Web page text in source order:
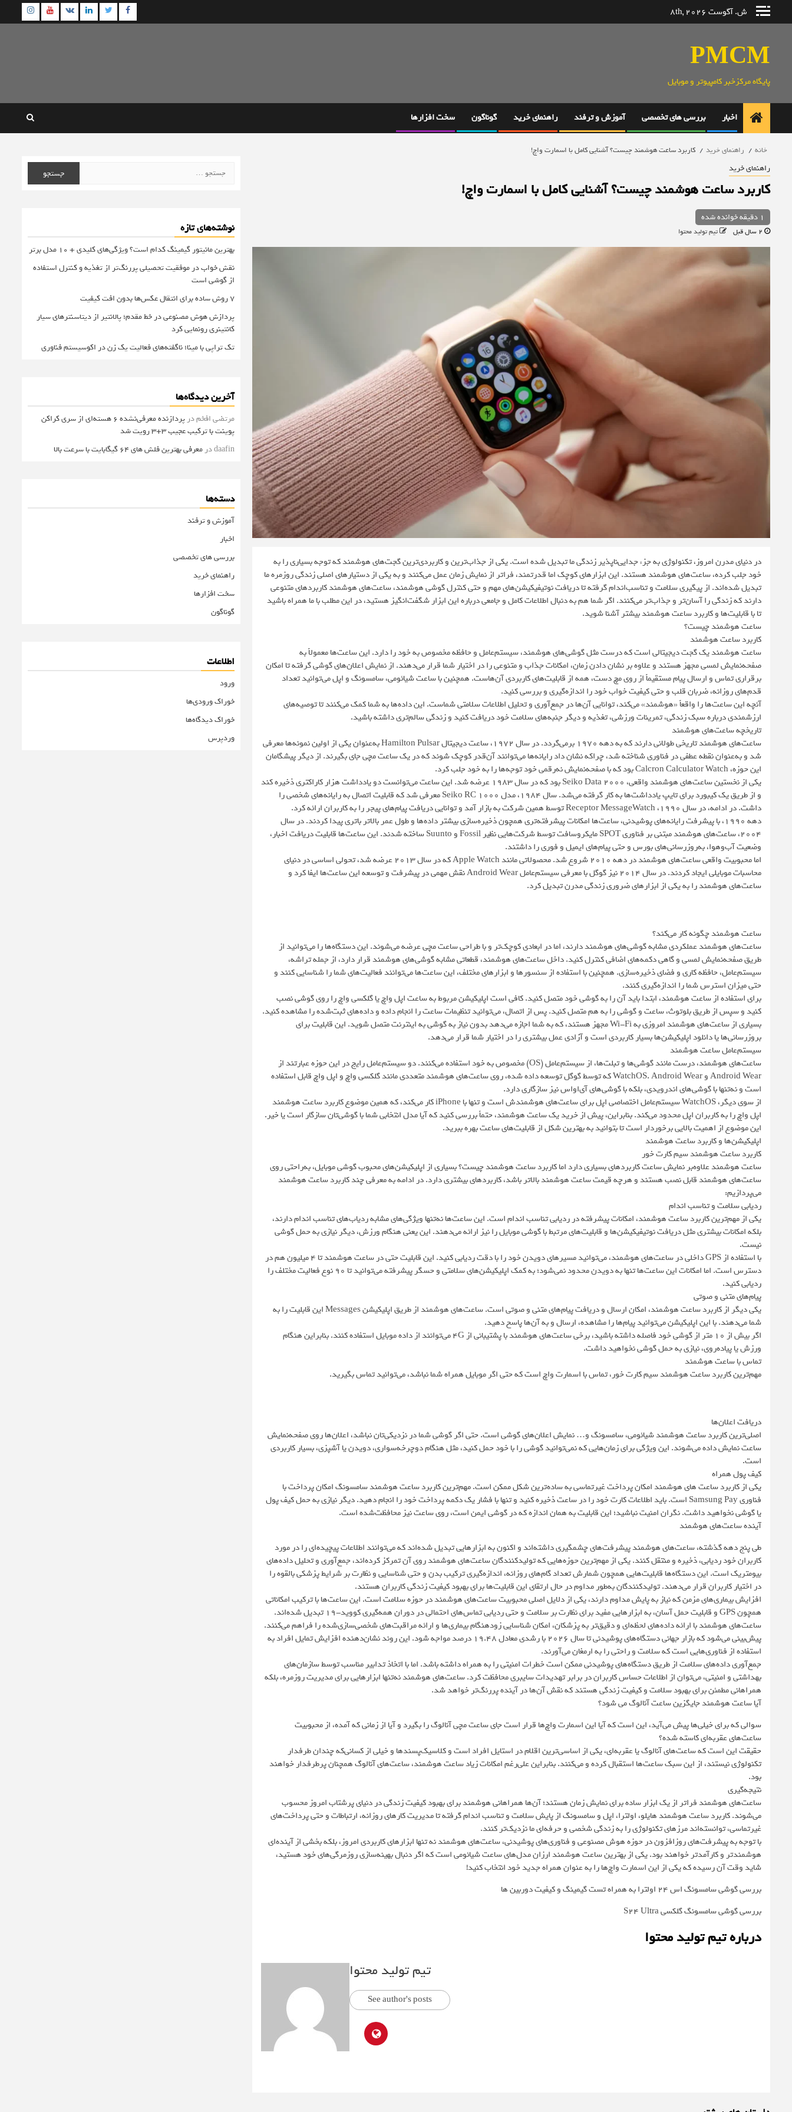
ش. آگوست 8th, 2026 Facebook
Twitter
Linkedin
VK
PMCM
پایگاه مرکزخبر کامپیوتر و موبایل
اخبار بررسی های تخصصی آموزش و ترفند راهنمای خرید گوناگون سخت افزارها
خانه راهنمای خرید کاربرد ساعت هوشمند چیست؟ آشنایی کامل با اسمارت واچ!
راهنمای خرید
کاربرد ساعت هوشمند چیست؟ آشنایی کامل با اسمارت واچ!
1 دقیقه خوانده شده
تیم تولید محتوا
در دنیای مدرن امروز، تکنولوژی به جزء جدایی‌ناپذیر زندگی ما تبدیل شده است. یکی از جذاب‌ترین و کاربردی‌ترین گجت‌های هوشمند که توجه بسیاری را به
خود جلب کرده، ساعت‌های هوشمند هستند. این ابزارهای کوچک اما قدرتمند، فراتر از نمایش زمان عمل می‌کنند و به یکی از دستیارهای اصلی زندگی روزمره ما
تبدیل شده‌اند. از پیگیری سلامت و تناسب‌اندام گرفته تا دریافت نوتیفیکیشن‌های مهم و حتی کنترل گوشی هوشمند، ساعت‌های هوشمند کاربردهای متنوعی
دارند که زندگی را آسان‌تر و جذاب‌تر می‌کنند. اگر شما هم به دنبال اطلاعات کامل و جامعی درباره این ابزار شگفت‌انگیز هستید، در این مطلب با ما همراه باشید
تا با قابلیت‌ها و کاربرد ساعت هوشمند بیشتر آشنا شوید.
ساعت هوشمند چیست؟
کاربرد ساعت هوشمند
ساعت هوشمند یک گجت دیجیتالی است که درست مثل گوشی‌های هوشمند، سیستم‌عامل و حافظه مخصوص به خود را دارد. این ساعت‌ها معمولاً به
صفحه‌نمایش لمسی مجهز هستند و علاوه بر نشان دادن زمان، امکانات جذاب و متنوعی را در اختیار شما قرار می‌دهند. از نمایش اعلان‌های گوشی گرفته تا امکان
برقراری تماس و ارسال پیام مستقیماً از روی مچ دست، همه از قابلیت‌های کاربردی آن‌هاست. همچنین با ساعت شیائومی، سامسونگ و اپل می‌توانید تعداد
قدم‌های روزانه، ضربان قلب و حتی کیفیت خواب خود را اندازه‌گیری و بررسی کنید.
آنچه این ساعت‌ها را واقعاً «هوشمند» می‌کند، توانایی آن‌ها در جمع‌آوری و تحلیل اطلاعات سلامتی شماست. این داده‌ها به شما کمک می‌کنند تا توصیه‌های
ارزشمندی درباره سبک زندگی، تمرینات ورزشی، تغذیه و دیگر جنبه‌های سلامت خود دریافت کنید و زندگی سالم‌تری داشته باشید.
تاریخچه ساعت‌های هوشمند
ساعت‌های هوشمند تاریخی طولانی دارند که به دهه ۱۹۷۰ برمی‌گردد. در سال ۱۹۷۲، ساعت دیجیتال Hamilton Pulsar به‌عنوان یکی از اولین نمونه‌ها معرفی
شد و به‌عنوان نقطه عطفی در فناوری شناخته شد، چراکه نشان داد رایانه‌ها می‌توانند آن‌قدر کوچک شوند که در یک ساعت مچی جای بگیرند. از دیگر پیشگامان
این حوزه، Calcron Calculator Watch بود که با صفحه‌نمایش نه‌رقمی خود توجه‌ها را به خود جلب کرد.
یکی از نخستین ساعت‌های هوشمند واقعی، Seiko Data 2000 بود که در سال ۱۹۸۳ عرضه شد. این ساعت می‌توانست دو یادداشت هزار کاراکتری ذخیره کند
و از طریق یک کیبورد برای تایپ یادداشت‌ها به کار گرفته می‌شد. سال ۱۹۸۴، مدل Seiko RC 1000 معرفی شد که قابلیت اتصال به رایانه‌های شخصی را
داشت. در ادامه، در سال ۱۹۹۰، Receptor MessageWatch توسط همین شرکت به بازار آمد و توانایی دریافت پیام‌های پیجر را به کاربران ارائه کرد.
دهه ۱۹۹۰، با پیشرفت رایانه‌های پوشیدنی، ساعت‌ها امکانات پیشرفته‌تری همچون ذخیره‌سازی بیشتر داده‌ها و طول عمر بالاتر باتری پیدا کردند. در سال
۲۰۰۴، ساعت‌های هوشمند مبتنی بر فناوری SPOT مایکروسافت توسط شرکت‌هایی نظیر Fossil و Suunto ساخته شدند. این ساعت‌ها قابلیت دریافت اخبار،
وضعیت آب‌وهوا، به‌روزرسانی‌های بورس و حتی پیام‌های ایمیل و فوری را داشتند.
اما محبوبیت واقعی ساعت‌های هوشمند در دهه ۲۰۱۰ شروع شد. محصولاتی مانند Apple Watch که در سال ۲۰۱۳ عرضه شد، تحولی اساسی در دنیای
محاسبات موبایلی ایجاد کردند. در سال ۲۰۱۴ نیز گوگل با معرفی سیستم‌عامل Android Wear نقش مهمی در پیشرفت و توسعه این ساعت‌ها ایفا کرد و
ساعت‌های هوشمند را به یکی از ابزارهای ضروری زندگی مدرن تبدیل کرد.
ساعت هوشمند چگونه کار می‌کند؟
ساعت‌های هوشمند عملکردی مشابه گوشی‌های هوشمند دارند، اما در ابعادی کوچک‌تر و با طراحی ساعت مچی عرضه می‌شوند. این دستگاه‌ها را می‌توانید از
طریق صفحه‌نمایش لمسی و گاهی دکمه‌های اضافی کنترل کنید. داخل ساعت‌های هوشمند، قطعاتی مشابه گوشی‌های هوشمند قرار دارد، از جمله تراشه،
سیستم‌عامل، حافظه کاری و فضای ذخیره‌سازی. همچنین با استفاده از سنسورها و ابزارهای مختلف، این ساعت‌ها می‌توانند فعالیت‌های شما را شناسایی کنند و
حتی میزان استرس شما را اندازه‌گیری کنند.
برای استفاده از ساعت هوشمند، ابتدا باید آن را به گوشی خود متصل کنید. کافی است اپلیکیشن مربوط به ساعت اپل واچ یا گلکسی واچ را روی گوشی نصب
کنید و سپس از طریق بلوتوث، ساعت و گوشی را به هم متصل کنید. پس از اتصال، می‌توانید تنظیمات ساعت را انجام داده و داده‌های ثبت‌شده را مشاهده کنید.
بسیاری از ساعت‌های هوشمند امروزی به Wi-Fi مجهز هستند، که به شما اجازه می‌دهد بدون نیاز به گوشی به اینترنت متصل شوید. این قابلیت برای
بروزرسانی‌ها یا دانلود اپلیکیشن‌ها بسیار کاربردی است و آزادی عمل بیشتری را در اختیار شما قرار می‌دهد.
سیستم‌عامل ساعت هوشمند
ساعت‌های هوشمند، درست مانند گوشی‌ها و تبلت‌ها، از سیستم‌عامل (OS) مخصوص به خود استفاده می‌کنند. دو سیستم‌عامل رایج در این حوزه عبارتند از
Android Wear و WatchOS. Android Wear که توسط گوگل توسعه داده شده، روی ساعت‌های هوشمند متعددی مانند گلکسی واچ و اپل واچ قابل استفاده
است و نه‌تنها با گوشی‌های اندرویدی، بلکه با گوشی‌های آی‌او‌اس نیز سازگاری دارد.
از سوی دیگر، WatchOS سیستم‌عامل اختصاصی اپل برای ساعت‌های هوشمندش است و تنها با iPhone کار می‌کند، که همین موضوع کاربرد ساعت هوشمند
اپل واچ را به کاربران اپل محدود می‌کند. بنابراین، پیش از خرید یک ساعت هوشمند، حتماً بررسی کنید که آیا مدل انتخابی شما با گوشی‌تان سازگار است یا خیر.
این موضوع از اهمیت بالایی برخوردار است تا بتوانید به بهترین شکل از قابلیت‌های ساعت بهره ببرید.
اپلیکیشن‌ها و کاربرد ساعت هوشمند
کاربرد ساعت هوشمند سیم کارت خور
ساعت هوشمند علاوه‌بر نمایش ساعت کاربردهای بسیاری دارد اما کاربرد ساعت هوشمند چیست؟ بسیاری از اپلیکیشن‌های محبوب گوشی موبایل، به‌راحتی روی
ساعت‌های هوشمند قابل نصب هستند و هرچه قیمت ساعت هوشمند بالاتر باشد، کاربردهای بیشتری دارد. در ادامه به معرفی چند کاربرد ساعت هوشمند
می‌پردازیم:
ردیابی سلامت و تناسب اندام
یکی از مهم‌ترین کاربرد ساعت هوشمند، امکانات پیشرفته در ردیابی تناسب اندام است. این ساعت‌ها نه‌تنها ویژگی‌های مشابه ردیاب‌های تناسب اندام دارند،
بلکه امکانات بیشتری مثل دریافت نوتیفیکیشن‌ها و قابلیت‌های مرتبط با گوشی موبایل را نیز ارائه می‌دهند. این یعنی هنگام ورزش، دیگر نیازی به حمل گوشی
نیست.
با استفاده از GPS داخلی در ساعت‌های هوشمند، می‌توانید مسیرهای دویدن خود را با دقت ردیابی کنید. این قابلیت حتی در ساعت هوشمند تا ۴ میلیون هم در
دسترس است. اما امکانات این ساعت‌ها تنها به دویدن محدود نمی‌شود؛ به کمک اپلیکیشن‌های سلامتی و حسگر پیشرفته می‌توانید تا 90 نوع فعالیت مختلف را
ردیابی کنید.
پیام‌های متنی و صوتی
یکی دیگر از کاربرد ساعت هوشمند، امکان ارسال و دریافت پیام‌های متنی و صوتی است. ساعت‌های هوشمند از طریق اپلیکیشن Messages این قابلیت را به
شما می‌دهند. با این اپلیکیشن می‌توانید پیام‌ها را مشاهده، ارسال و به آن‌ها پاسخ دهید.
اگر بیش از 10 متر از گوشی خود فاصله داشته باشید، برخی ساعت‌های هوشمند با پشتیبانی از 4G می‌توانند از داده موبایل استفاده کنند. بنابراین هنگام
ورزش یا پیاده‌روی، نیازی به حمل گوشی نخواهید داشت.
تماس با ساعت هوشمند
مهم‌ترین کاربرد ساعت هوشمند سیم کارت خور، تماس با اسمارت واچ است که حتی اگر موبایل همراه شما نباشد، می‌توانید تماس بگیرید.
دریافت اعلان‌ها
اصلی‌ترین کاربرد ساعت هوشمند شیائومی، سامسونگ و… نمایش اعلان‌های گوشی است. حتی اگر گوشی شما در نزدیکی‌تان نباشد، اعلان‌ها روی صفحه‌نمایش
ساعت نمایش داده می‌شوند. این ویژگی برای زمان‌هایی که نمی‌توانید گوشی را با خود حمل کنید، مثل هنگام دوچرخه‌سواری، دویدن یا آشپزی، بسیار کاربردی
است.
کیف پول همراه
یکی از کاربرد ساعت های هوشمند امکان پرداخت غیرتماسی به ساده‌ترین شکل ممکن است. مهم‌ترین کاربرد ساعت هوشمند سامسونگ امکان پرداخت با
فناوری Samsung Pay است. باید اطلاعات کارت خود را در ساعت ذخیره کنید و تنها با فشار یک دکمه پرداخت خود را انجام دهید. دیگر نیازی به حمل کیف پول
یا گوشی نخواهید داشت. نگران امنیت نباشید؛ این قابلیت به همان اندازه که در گوشی ایمن است، روی ساعت نیز محافظت‌شده است.
آینده ساعت‌های هوشمند
طی پنج دهه گذشته، ساعت‌های هوشمند پیشرفت‌های چشمگیری داشته‌اند و اکنون به ابزارهایی تبدیل شده‌اند که می‌توانند اطلاعات پیچیده‌ای را در مورد
کاربران خود ردیابی، ذخیره و منتقل کنند. یکی از مهم‌ترین حوزه‌هایی که تولیدکنندگان ساعت‌های هوشمند روی آن تمرکز کرده‌اند، جمع‌آوری و تحلیل داده‌های
بیومتریک است. این دستگاه‌ها قابلیت‌هایی همچون شمارش تعداد گام‌های روزانه، اندازه‌گیری ترکیب بدن و حتی شناسایی و نظارت بر شرایط پزشکی بالقوه را
در اختیار کاربران قرار می‌دهند. تولیدکنندگان به‌طور مداوم در حال ارتقای این قابلیت‌ها برای بهبود کیفیت زندگی کاربران هستند.
افزایش بیماری‌های مزمن که نیاز به پایش مداوم دارند، یکی از دلایل اصلی محبوبیت ساعت‌های هوشمند در حوزه سلامت است. این ساعت‌ها با ترکیب امکاناتی
همچون GPS و قابلیت حمل آسان، به ابزارهایی مفید برای نظارت بر سلامت و حتی ردیابی تماس‌های احتمالی در دوران همه‌گیری کووید-19 تبدیل شده‌اند.
ساعت‌های هوشمند با ارائه داده‌های لحظه‌ای و دقیق‌تر به پزشکان، امکان شناسایی زودهنگام بیماری‌ها و ارائه مراقبت‌های شخصی‌سازی‌شده را فراهم می‌کنند.
پیش‌بینی می‌شود که بازار جهانی دستگاه‌های پوشیدنی تا سال 2026 با رشدی معادل 19.48 درصد مواجه شود. این روند نشان‌دهنده افزایش تمایل افراد به
استفاده از فناوری‌هایی است که سلامت و راحتی را به ارمغان می‌آورند.
جمع‌آوری داده‌های سلامت از طریق دستگاه‌های پوشیدنی ممکن است خطرات امنیتی را به همراه داشته باشد. اما با اتخاذ تدابیر مناسب توسط سازمان‌های
بهداشتی و امنیتی، می‌توان از اطلاعات حساس کاربران در برابر تهدیدات سایبری محافظت کرد. ساعت‌های هوشمند نه‌تنها ابزارهایی برای مدیریت روزمره، بلکه
همراهانی مطمئن برای بهبود سلامت و کیفیت زندگی هستند که نقش آن‌ها در آینده پررنگ‌تر خواهد شد.
آیا ساعت هوشمند جایگزین ساعت آنالوگ می شود؟
سوالی که برای خیلی‌ها پیش می‌آید، این است که آیا این اسمارت واچ‌ها قرار است جای ساعت مچی آنالوگ را بگیرد و آیا از زمانی که آمده، از محبوبیت
ساعت‌های عقربه‌ای کاسته شده؟
حقیقت این است که ساعت‌های آنالوگ یا عقربه‌ای، یکی از اساسی‌ترین اقلام در استایل افراد است و کلاسیک‌پسندها و خیلی از کسانی‌که چندان طرفدار
تکنولوژی نیستند، از این سبک ساعت‌ها استقبال کرده و می‌کنند. بنابراین علی‌رغم امکانات زیاد ساعت هوشمند، ساعت‌های آنالوگ همچنان پرطرفدار خواهند
بود.
نتیجه‌گیری
ساعت‌های هوشمند فراتر از یک ابزار ساده برای نمایش زمان هستند؛ آن‌ها همراهانی هوشمند برای بهبود کیفیت زندگی در دنیای پرشتاب امروز محسوب
می‌شوند. کاربرد ساعت هوشمند هایلو، اولترا، اپل و سامسونگ از پایش سلامت و تناسب اندام گرفته تا مدیریت کارهای روزانه، ارتباطات و حتی پرداخت‌های
غیرتماسی، توانسته‌اند مرزهای تکنولوژی را به زندگی شخصی و حرفه‌ای ما نزدیک‌تر کنند.
با توجه به پیشرفت‌های روزافزون در حوزه هوش مصنوعی و فناوری‌های پوشیدنی، ساعت‌های هوشمند نه تنها ابزارهای کاربردی امروز، بلکه بخشی از آینده‌ای
هوشمندتر و کارآمدتر خواهند بود. یکی از بهترین ساعت هوشمند ارزان مدل‌های ساعت شیائومی است که اگر دنبال بهینه‌سازی روزمرگی‌های خود هستید،
شاید وقت آن رسیده که یکی از این اسمارت واچ‌ها را به عنوان همراه جدید خود انتخاب کنید!
بررسی گوشی سامسونگ اس ۲۴ اولترا به همراه تست گیمینگ و کیفیت دوربین ها
بررسی گوشی سامسونگ گلکسی S24 Ultra
درباره تیم تولید محتوا
تیم تولید محتوا
See author's posts
برای:
نوشته‌های تازه
بهترین مانیتور گیمینگ کدام است؟ ویژگی‌های کلیدی + 10 مدل برتر
نقش خواب در موفقیت تحصیلی پررنگ‌تر از تغذیه و کنترل استفاده
از گوشی است
۷ روش ساده برای انتقال عکس‌ها بدون افت کیفیت
پردازش هوش مصنوعی در خط مقدم؛ پالانتیر از دیتاسنترهای سیار
کانتینری رونمایی کرد
تک تراپی با مینا؛ ناگفته‌های فعالیت یک زن در اکوسیستم فناوری
آخرین دیدگاه‌ها
مرتضی افخمدر
پردازنده معرفی‌نشده 6 هسته‌ای از سری کراکن
پوینت با ترکیب عجیب 3+3 رویت شد
daafinدر معرفی بهترین فلش های 64 گیگابایت با سرعت بالا
دسته‌ها
آموزش و ترفند
اخبار
بررسی های تخصصی
راهنمای خرید
سخت افزارها
گوناگون
اطلاعات
ورود
خوراک ورودی‌ها
خوراک دیدگاه‌ها
وردپرس